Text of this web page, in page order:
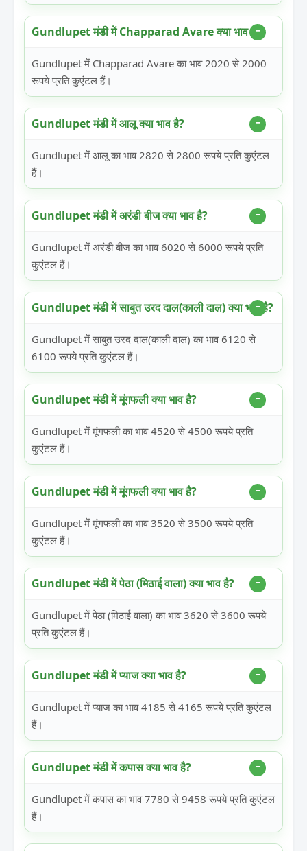
Gundlupet मंडी में Chapparad Avare क्या भाव है?
Gundlupet में Chapparad Avare का भाव 2020 से 2000
रूपये प्रति कुएंटल हैं।
Gundlupet मंडी में आलू क्या भाव है?
Gundlupet में आलू का भाव 2820 से 2800 रूपये प्रति कुएंटल
हैं।
Gundlupet मंडी में अरंडी बीज क्या भाव है?
Gundlupet में अरंडी बीज का भाव 6020 से 6000 रूपये प्रति
कुएंटल हैं।
Gundlupet मंडी में साबुत उरद दाल(काली दाल) क्या भाव है?
Gundlupet में साबुत उरद दाल(काली दाल) का भाव 6120 से
6100 रूपये प्रति कुएंटल हैं।
Gundlupet मंडी में मूंगफली क्या भाव है?
Gundlupet में मूंगफली का भाव 4520 से 4500 रूपये प्रति
कुएंटल हैं।
Gundlupet मंडी में मूंगफली क्या भाव है?
Gundlupet में मूंगफली का भाव 3520 से 3500 रूपये प्रति
कुएंटल हैं।
Gundlupet मंडी में पेठा (मिठाई वाला) क्या भाव है?
Gundlupet में पेठा (मिठाई वाला) का भाव 3620 से 3600 रूपये
प्रति कुएंटल हैं।
Gundlupet मंडी में प्याज क्या भाव है?
Gundlupet में प्याज का भाव 4185 से 4165 रूपये प्रति कुएंटल
हैं।
Gundlupet मंडी में कपास क्या भाव है?
Gundlupet में कपास का भाव 7780 से 9458 रूपये प्रति कुएंटल
हैं।